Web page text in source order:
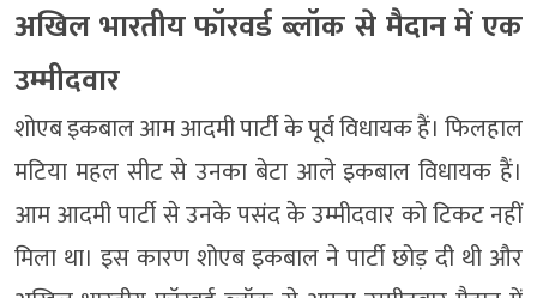
अखिल भारतीय फॉरवर्ड ब्लॉक से मैदान में एक
उम्मीदवार
शोएब इकबाल आम आदमी पार्टी के पूर्व विधायक हैं। फिलहाल
मटिया महल सीट से उनका बेटा आले इकबाल विधायक हैं।
आम आदमी पार्टी से उनके पसंद के उम्मीदवार को टिकट नहीं
मिला था। इस कारण शोएब इकबाल ने पार्टी छोड़ दी थी और